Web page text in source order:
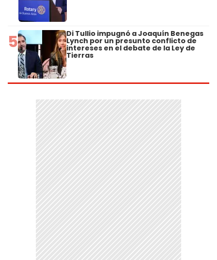
5 Di Tullio impugnó a Joaquín Benegas
Lynch por un presunto conflicto de
intereses en el debate de la Ley de
Tierras